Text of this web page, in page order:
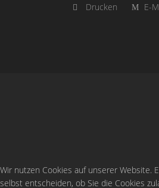
Drucken
E-
Wir nutzen Cookies auf unserer Website.
selbst entscheiden, ob Sie die Cookies